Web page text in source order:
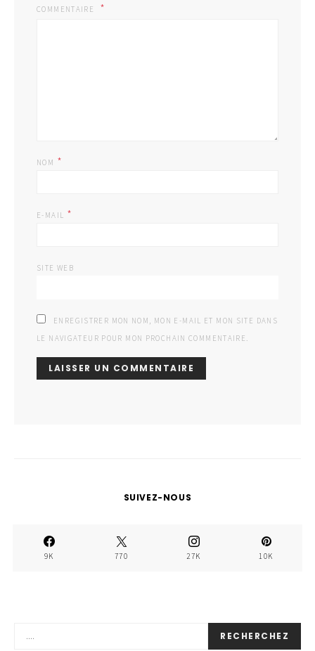
COMMENTAIRE
NOM *
E-MAIL *
SITE WEB
ENREGISTRER MON NOM, MON E-MAIL ET MON SITE DANS
LE NAVIGATEUR POUR MON PROCHAIN COMMENTAIRE.
SUIVEZ-NOUS
9K 770 27K 10K
RECHERCHEZ